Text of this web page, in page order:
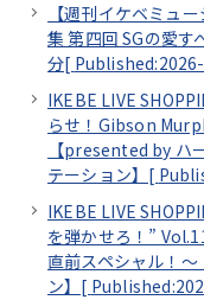
【週刊イケベミュ
集 第四回 SGの愛
分[
IKEBE LIVE
らせ！Gibson
【presented by ハ
テーション】[
IKEBE LIVE
を弾かせろ！”
直前スペシャル！
ン】[